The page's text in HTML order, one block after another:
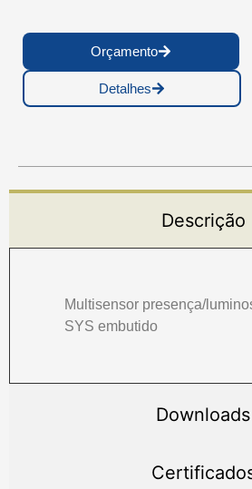
Orçamento
Detalhes
Descrição
Downloads
Multisensor presença/
SYS embutido